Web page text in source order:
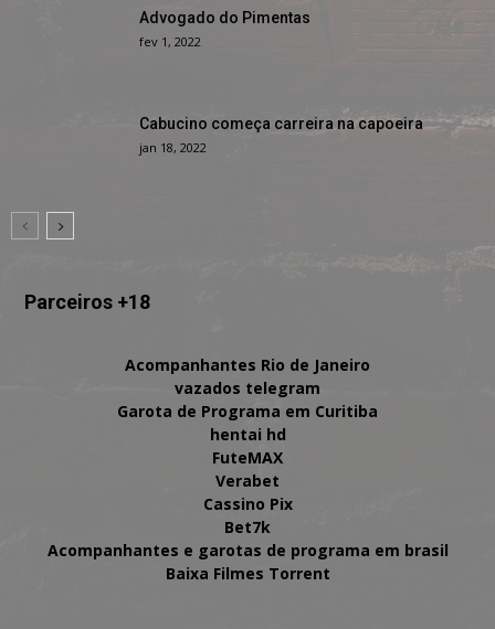
Advogado do Pimentas
fev 1, 2022
Cabucino começa carreira na capoeira
jan 18, 2022
Parceiros +18
Acompanhantes Rio de Janeiro
vazados telegram
Garota de Programa em Curitiba
hentai hd
FuteMAX
Verabet
Cassino Pix
Bet7k
Acompanhantes e garotas de programa em brasil
Baixa Filmes Torrent